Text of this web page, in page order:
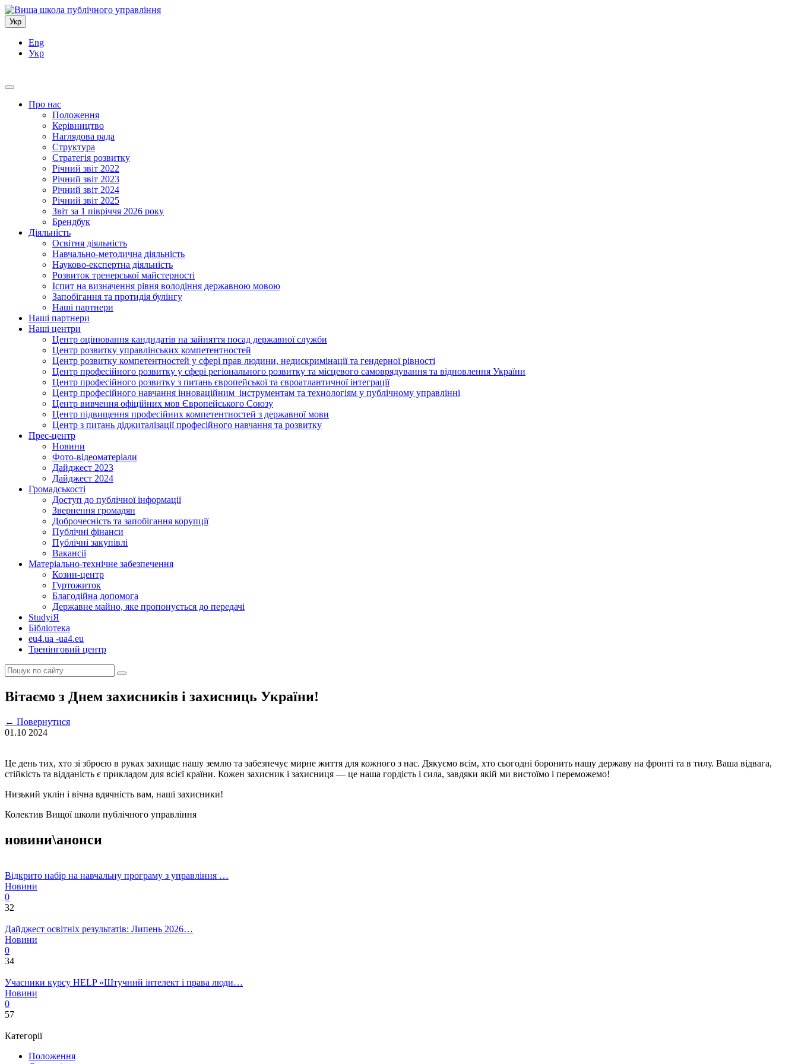
Укр
Eng
Укр
Про нас
Положення
Керівництво
Наглядова рада
Структура
Стратегія розвитку
Річний звіт 2022
Річний звіт 2023
Річний звіт 2024
Річний звіт 2025
Звіт за 1 півріччя 2026 року
Брендбук
Діяльність
Освітня діяльність
Навчально-методична діяльність
Науково-експертна діяльність
Розвиток тренерської майстерності
Іспит на визначення рівня володіння державною мовою
Запобігання та протидія булінгу
Наші партнери
Наші партнери
Наші центри
Центр оцінювання кандидатів на зайняття посад державної служби
Центр розвитку управлінських компетентностей
Центр розвитку компетентностей у сфері прав людини, недискримінації та гендерної рівності
Центр професійного розвитку у сфері регіонального розвитку та місцевого самоврядування та відновлення України
Центр професійного розвитку з питань європейської та євроатлантичної інтеграції
Центр професійного навчання інноваційним інструментам та технологіям у публічному управлінні
Центр вивчення офіційних мов Європейського Союзу
Центр підвищення професійних компетентностей з державної мови
Центр з питань діджиталізації професійного навчання та розвитку
Прес-центр
Новини
Фото-відеоматеріали
Дайджест 2023
Дайджест 2024
Громадськості
Доступ до публічної інформації
Звернення громадян
Доброчесність та запобігання корупції
Публічні фінанси
Публічні закупівлі
Вакансії
Матеріально-технічне забезпечення
Козин-центр
Гуртожиток
Благодійна допомога
Державне майно, яке пропонується до передачі
StudyіЯ
Бібліотека
eu4.ua -ua4.eu
Тренінговий центр
Вітаємо з Днем захисників і захисниць України!
← Повернутися
01.10 2024
Це день тих, хто зі зброєю в руках захищає нашу землю та забезпечує мирне життя для кожного з нас. Дякуємо всім, хто сьогодні боронить нашу державу на фронті та в тилу. Ваша відвага,
стійкість та відданість є прикладом для всієї країни. Кожен захисник і захисниця — це наша гордість і сила, завдяки якій ми вистоїмо і переможемо!
Низький уклін і вічна вдячність вам, наші захисники!
Колектив Вищої школи публічного управління
новини\анонси
Відкрито набір на навчальну програму з управління …
Новини
0
32
Дайджест освітніх результатів: Липень 2026…
Новини
0
34
Учасники курсу HELP «Штучний інтелект і права люди…
Новини
0
57
Категорії
Положення